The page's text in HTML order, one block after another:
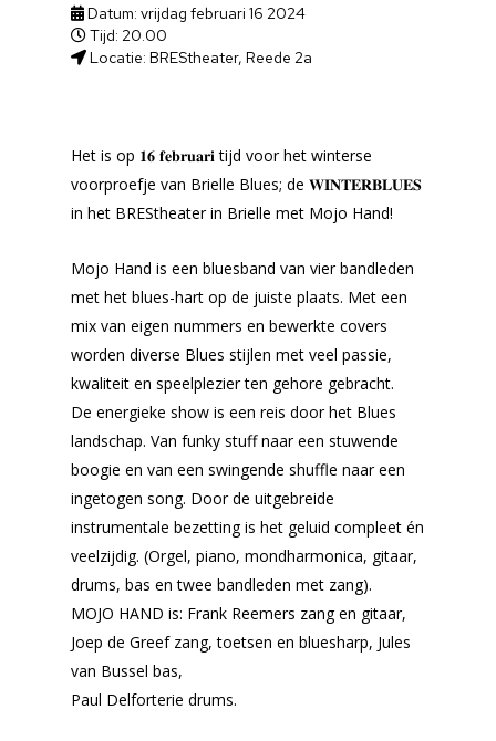
Het is op 𝟏𝟔 𝐟𝐞𝐛𝐫𝐮𝐚𝐫𝐢 tijd voor het winterse
voorproefje van Brielle Blues; de 𝐖𝐈𝐍𝐓𝐄𝐑𝐁𝐋𝐔𝐄𝐒
in het BREStheater in Brielle met Mojo Hand!
Mojo Hand is een bluesband van vier bandleden
met het blues-hart op de juiste plaats. Met een
mix van eigen nummers en bewerkte covers
worden diverse Blues stijlen met veel passie,
kwaliteit en speelplezier ten gehore gebracht.
De energieke show is een reis door het Blues
landschap. Van funky stuff naar een stuwende
boogie en van een swingende shuffle naar een
ingetogen song. Door de uitgebreide
instrumentale bezetting is het geluid compleet én
veelzijdig. (Orgel, piano, mondharmonica, gitaar,
drums, bas en twee bandleden met zang).
MOJO HAND is: Frank Reemers zang en gitaar,
Joep de Greef zang, toetsen en bluesharp, Jules
van Bussel bas,
Paul Delforterie drums.
Datum: vrijdag februari 16 2024
Tijd: 20.00
Locatie: BREStheater, Reede 2a